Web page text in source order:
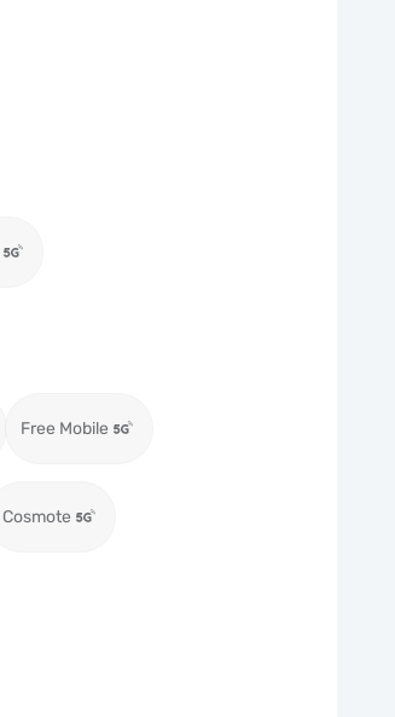
Free Mobile
Cosmote